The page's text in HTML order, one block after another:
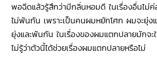
พอฉีดแล้วรู้สึกว่ามีกลิ่นหอมดี ในเรื่องอื่นไม่
ไม่พันกัน เพราะเป็นคนผมหยักโศก ผมจะยุ่
ยุ่งและพันกัน ในเรื่องของผมแตกปลายมักจ
ไม่รู้ว่าตัวนี้ได้ช่วยเรื่องผมแตกปลายหรือไม่